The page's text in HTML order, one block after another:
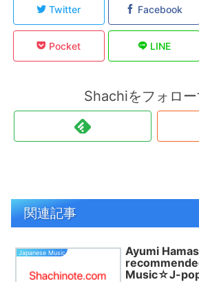
Twitter Facebook
Pocket LINE
Shachiをフォロー
関連記事
Japanese Music
Ayumi
Music☆J-